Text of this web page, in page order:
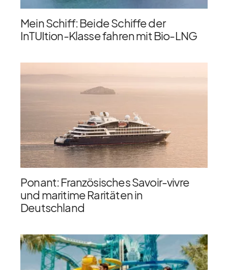
Mein Schiff: Beide Schiffe der
InTUItion-Klasse fahren mit Bio-LNG
Ponant: Französisches Savoir-vivre
und maritime Raritäten in
Deutschland